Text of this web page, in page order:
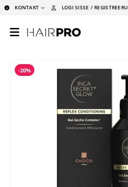
KONTAKT LOGI SISSE / REGISTREERU
-20%